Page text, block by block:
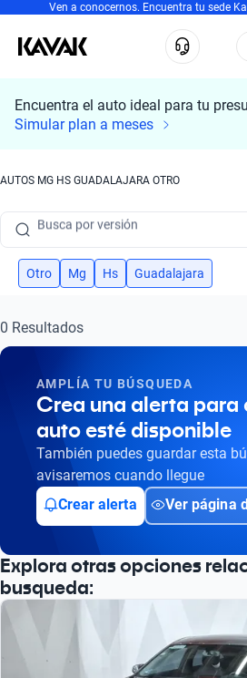
Ven a conocernos. Encuentra tu sede
Encuentra el auto ideal para tu
Simular plan a meses
AUTOS MG HS GUADALAJARA OTRO
Busca por marca
Busca por año
Busca por marca
Busca por versión
Busca por año
Otro Mg Hs Guadalajara
0 Resultados
AMPLÍA TU BÚSQUEDA
Crea una alerta para
auto esté disponible
También puedes guardar esta
avisaremos cuando llegue
Crear alerta
Ver página
Explora otras opciones
busqueda: